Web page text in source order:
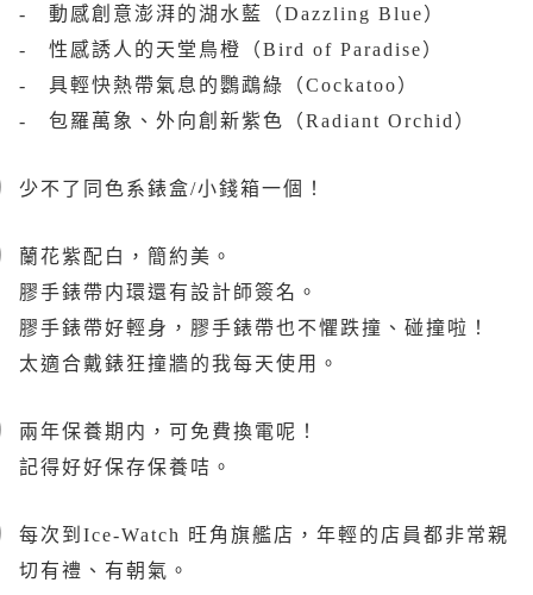
- 動感創意澎湃的湖水藍（Dazzling Blue）
- 性感誘人的天堂鳥橙（Bird of Paradise）
- 具輕快熱帶氣息的鸚鵡綠（Cockatoo）
- 包羅萬象、外向創新紫色（Radiant Orchid）
少不了同色系錶盒/小錢箱一個！
蘭花紫配白，簡約美。
膠手錶帶内環還有設計師簽名。
膠手錶帶好輕身，膠手錶帶也不懼跌撞、碰撞啦！
太適合戴錶狂撞牆的我每天使用。
兩年保養期内，可免費換電呢！
記得好好保存保養咭。
每次到Ice-Watch 旺角旗艦店，年輕的店員都非常親
切有禮、有朝氣。